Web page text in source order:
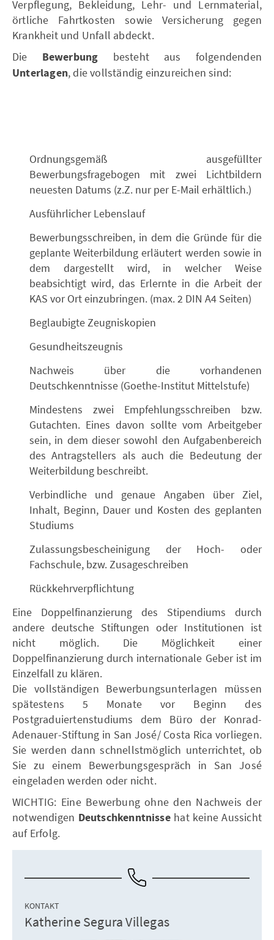
Verpflegung, Bekleidung, Lehr- und Lernmaterial,
örtliche Fahrtkosten sowie Versicherung gegen
Krankheit und Unfall abdeckt.
Die Bewerbung besteht aus folgendenden
Unterlagen, die vollständig einzureichen sind:
Ordnungsgemäß ausgefüllter
Bewerbungsfragebogen mit zwei Lichtbildern
neuesten Datums (z.Z. nur per E-Mail erhältlich.)
Ausführlicher Lebenslauf
Bewerbungsschreiben, in dem die Gründe für die
geplante Weiterbildung erläutert werden sowie in
dem dargestellt wird, in welcher Weise
beabsichtigt wird, das Erlernte in die Arbeit der
KAS vor Ort einzubringen. (max. 2 DIN A4 Seiten)
Beglaubigte Zeugniskopien
Gesundheitszeugnis
Nachweis über die vorhandenen
Deutschkenntnisse (Goethe-Institut Mittelstufe)
Mindestens zwei Empfehlungsschreiben bzw.
Gutachten. Eines davon sollte vom Arbeitgeber
sein, in dem dieser sowohl den Aufgabenbereich
des Antragstellers als auch die Bedeutung der
Weiterbildung beschreibt.
Verbindliche und genaue Angaben über Ziel,
Inhalt, Beginn, Dauer und Kosten des geplanten
Studiums
Zulassungsbescheinigung der Hoch- oder
Fachschule, bzw. Zusageschreiben
Rückkehrverpflichtung
Eine Doppelfinanzierung des Stipendiums durch
andere deutsche Stiftungen oder Institutionen ist
nicht möglich. Die Möglichkeit einer
Doppelfinanzierung durch internationale Geber ist im
Einzelfall zu klären.
Die vollständigen Bewerbungsunterlagen müssen
spätestens 5 Monate vor Beginn des
Postgraduiertenstudiums dem Büro der Konrad-
Adenauer-Stiftung in San José/ Costa Rica vorliegen.
Sie werden dann schnellstmöglich unterrichtet, ob
Sie zu einem Bewerbungsgespräch in San José
eingeladen werden oder nicht.
WICHTIG: Eine Bewerbung ohne den Nachweis der
notwendigen Deutschkenntnissehat keine Aussicht
auf Erfolg.
KONTAKT
Katherine Segura Villegas